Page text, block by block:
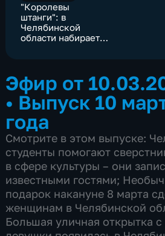
"Королевы
штанги": в
Челябинской
области набирает
Эфир от
• Выпуск 10
года
Смотрите в этом выпуске:
студенты помогают
в сфере культуры – они
известными гостями;
подарок накануне 8 марта
женщинам в Челябинской
Большая уличная открытка